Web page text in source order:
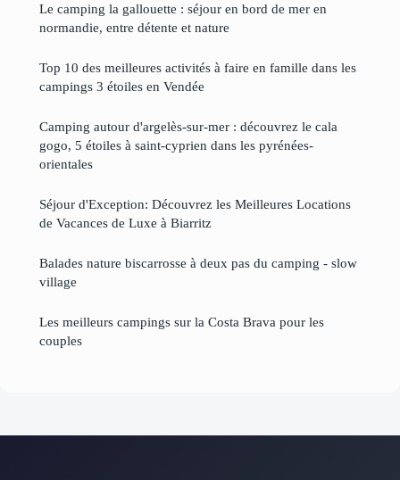
Le camping la gallouette : séjour en bord de mer en
normandie, entre détente et nature
Top 10 des meilleures activités à faire en famille dans les
campings 3 étoiles en Vendée
Camping autour d'argelès-sur-mer : découvrez le cala
gogo, 5 étoiles à saint-cyprien dans les pyrénées-
orientales
Séjour d'Exception: Découvrez les Meilleures Locations
de Vacances de Luxe à Biarritz
Balades nature biscarrosse à deux pas du camping - slow
village
Les meilleurs campings sur la Costa Brava pour les
couples